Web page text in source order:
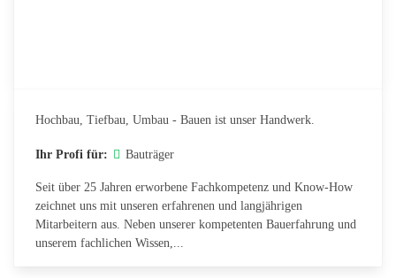
Hochbau, Tiefbau, Umbau - Bauen ist unser Handwerk.
Ihr Profi für: Bauträger
Seit über 25 Jahren erworbene Fachkompetenz und Know-How
zeichnet uns mit unseren erfahrenen und langjährigen
Mitarbeitern aus. Neben unserer kompetenten Bauerfahrung und
unserem fachlichen Wissen,...